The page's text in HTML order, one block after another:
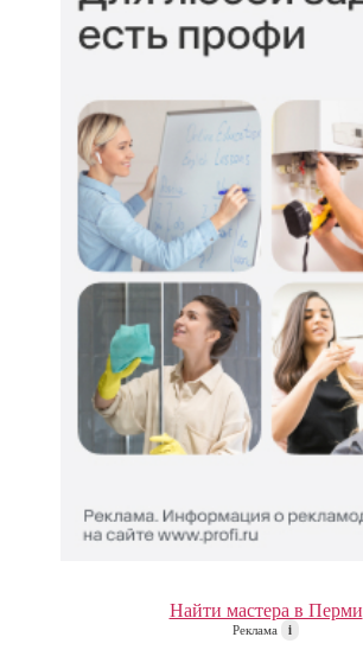
Найти мастера в Перми
Реклама i